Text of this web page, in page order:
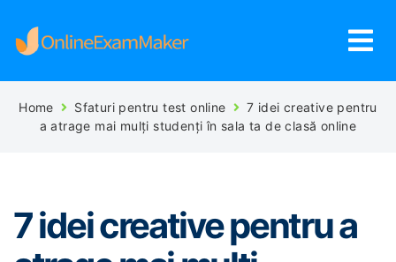
Home Sfaturi pentru test online
7 idei creative pentru
a atrage mai mulți studenți în sala ta de clasă online
7 idei creative pentru a